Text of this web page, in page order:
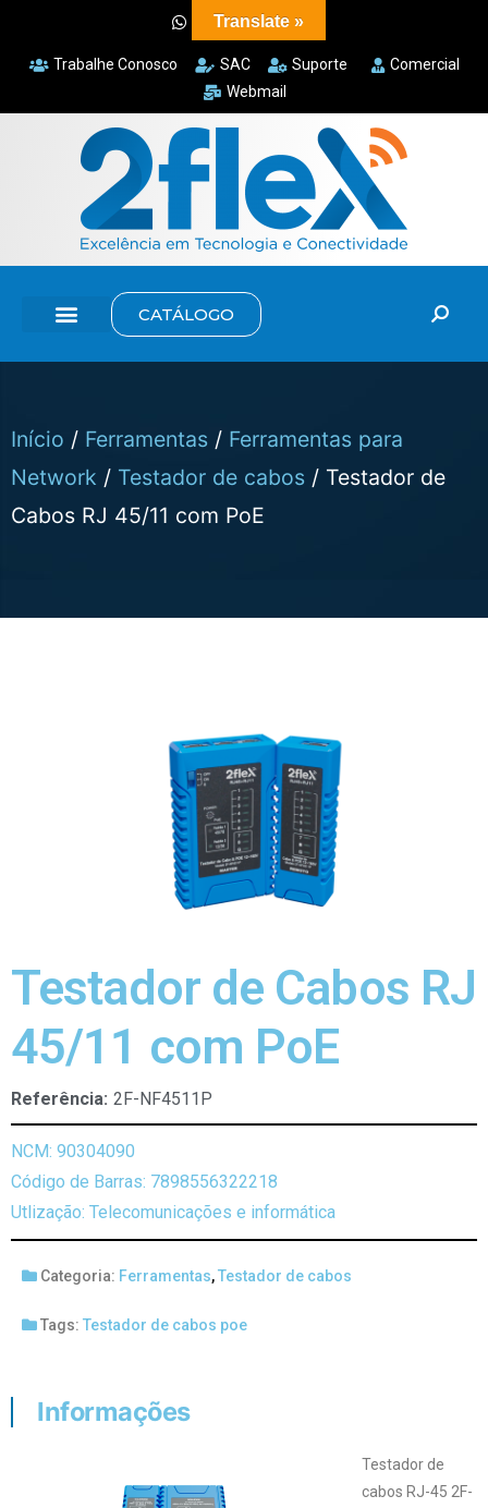
Trabalhe Conosco SAC Suporte
Comercial
Webmail
CATÁLOGO
Início / Ferramentas / Ferramentas para
Network / Testador de cabos / Testador de
Cabos RJ 45/11 com PoE
Testador de Cabos RJ
45/11 com PoE
Referência: 2F-NF4511P
NCM: 90304090
Código de Barras: 7898556322218
Utlização: Telecomunicações e informática
Categoria: Ferramentas,Testador de cabos
Tags: Testador de cabos poe
Informações
Testador de
cabos RJ-45 2F-
Translate »